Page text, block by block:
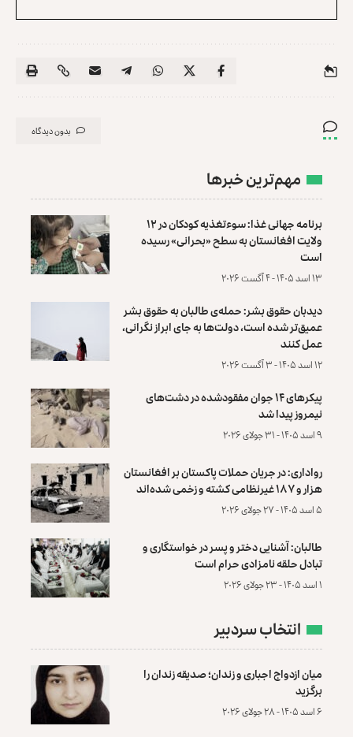
بدون دیدگاه
مهم‌ترین خبرها
برنامه جهانی غذا: سوءتغذیه کودکان در ۱۲
ولایت افغانستان به سطح «بحرانی» رسیده
است
۱۳ اسد ۱۴۰۵ - ۴ آگست ۲۰۲۶
دیدبان حقوق بشر: حمله‌ی طالبان به حقوق بشر
عمیق‌تر شده است، دولت‌ها به جای ابراز نگرانی،
عمل کنند
۱۲ اسد ۱۴۰۵ - ۳ آگست ۲۰۲۶
پیکرهای ۱۴ جوان مفقودشده در دشت‌های
نیمروز پیدا شد
۹ اسد ۱۴۰۵ - ۳۱ جولای ۲۰۲۶
رواداری: در جریان حملات پاکستان بر افغانستان
هزار و ۱۸۷ غیرنظامی کشته و زخمی شده‌اند
۵ اسد ۱۴۰۵ - ۲۷ جولای ۲۰۲۶
طالبان: آشنایی دختر و پسر در خواستگاری و
تبادل حلقه نامزادی حرام است
۱ اسد ۱۴۰۵ - ۲۳ جولای ۲۰۲۶
انتخاب سردبیر
میان ازدواج اجباری و زندان؛ صدیقه زندان را
برگزید
۶ اسد ۱۴۰۵ - ۲۸ جولای ۲۰۲۶